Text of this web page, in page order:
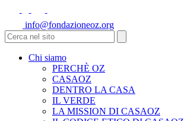
info@fondazioneoz.org
Chi siamo
PERCHÈ OZ
CASAOZ
DENTRO LA CASA
IL VERDE
LA MISSION DI CASAOZ